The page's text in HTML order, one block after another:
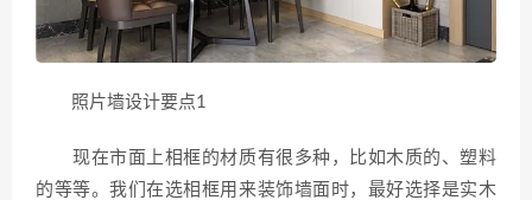
照片墙设计要点1
现在市面上相框的材质有很多种，比如木质的、塑料
的等等。我们在选相框用来装饰墙面时，最好选择是实木